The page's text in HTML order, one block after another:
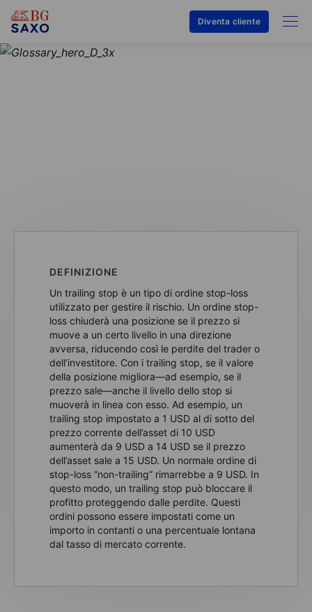
Diventa cliente
DEFINIZIONE
Un trailing stop è un tipo di ordine stop-loss
utilizzato per gestire il rischio. Un ordine stop-
loss chiuderà una posizione se il prezzo si
muove a un certo livello in una direzione
avversa, riducendo così le perdite del trader o
dell’investitore. Con i trailing stop, se il valore
della posizione migliora—ad esempio, se il
prezzo sale—anche il livello dello stop si
muoverà in linea con esso. Ad esempio, un
trailing stop impostato a 1 USD al di sotto del
prezzo corrente dell’asset di 10 USD
aumenterà da 9 USD a 14 USD se il prezzo
dell’asset sale a 15 USD. Un normale ordine di
stop-loss “non-trailing” rimarrebbe a 9 USD. In
questo modo, un trailing stop può bloccare il
profitto proteggendo dalle perdite. Questi
ordini possono essere impostati come un
importo in contanti o una percentuale lontana
dal tasso di mercato corrente.